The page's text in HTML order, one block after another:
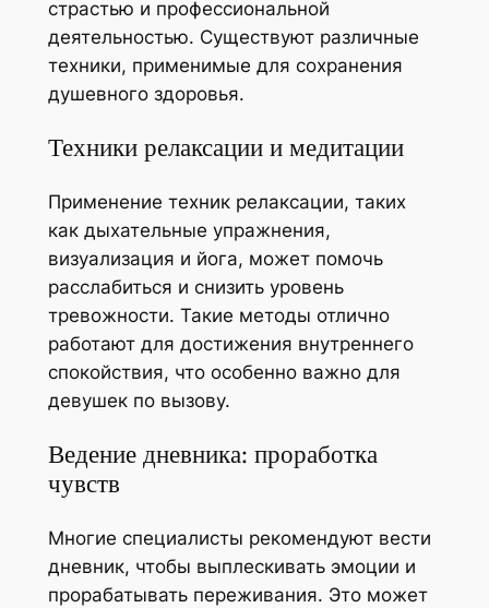
страстью и профессиональной
деятельностью. Существуют различные
техники, применимые для сохранения
душевного здоровья.
Техники релаксации и медитации
Применение техник релаксации, таких
как дыхательные упражнения,
визуализация и йога, может помочь
расслабиться и снизить уровень
тревожности. Такие методы отлично
работают для достижения внутреннего
спокойствия, что особенно важно для
девушек по вызову.
Ведение дневника: проработка
чувств
Многие специалисты рекомендуют вести
дневник, чтобы выплескивать эмоции и
прорабатывать переживания. Это может